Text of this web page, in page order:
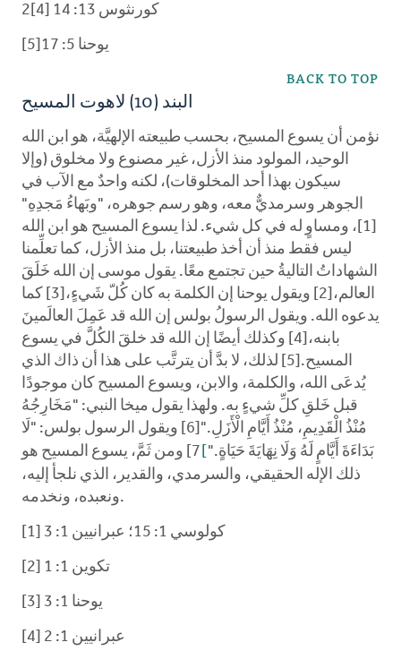
2كورنثوس 13: 14 [4]
[5]1يوحنا 5: 7
BACK TO TOP
البند (10) لاهوت المسيح
نؤمن أن يسوع المسيح، بحسب طبيعته الإلهيَّة، هو ابن الله
الوحيد، المولود منذ الأزل، غير مصنوع ولا مخلوق (وإلا
سيكون بهذا أحد المخلوقات)، لكنه واحدٌ مع الآب في
الجوهر وسرمديٌّ معه، وهو رسم جوهره، "وبَهاءُ مَجدِهِ"
[1]، ومساوٍ له في كل شيء. لذا يسوع المسيح هو ابن الله
ليس فقط منذ أن أخذ طبيعتنا، بل منذ الأزل، كما تعلِّمنا
الشهاداتُ التاليةُ حين تجتمع معًا. يقول موسى إن الله خَلَقَ
العالم،[2] ويقول يوحنا إن الكلمة به كان كُلّ شَيءٍ،[3] كما
يدعوه الله. ويقول الرسولُ بولس إن الله قد عَمِلَ العالَمينَ
بابنه،[4] وكذلك أيضًا إن الله قد خلقَ الكُلَّ في يسوع
المسيح.[5] لذلك، لا بدَّ أن يترتَّب على هذا أن ذاك الذي
يُدعَى الله، والكلمة، والابن، ويسوع المسيح كان موجودًا
قبل خَلقِ كلِّ شيءٍ به. ولهذا يقول ميخا النبي: "مَخَارِجُهُ
مُنْذُ الْقَدِيمِ، مُنْذُ أَيَّامِ الْأَزَلِ."[6] ويقول الرسول بولس: "لَا
بَدَاءَةَ أَيَّامٍ لَهُ وَلَا نِهَايَةَ حَيَاةٍ."
7] ومن ثَمَّ، يسوع المسيح هو
ذلك الإله الحقيقي، والسرمدي، والقدير، الذي نلجأ إليه،
ونعبده، ونخدمه.
[1] كولوسي 1: 15؛ عبرانيين 1: 3
[2] تكوين 1: 1
[3] يوحنا 1: 3
[4] عبرانيين 1: 2